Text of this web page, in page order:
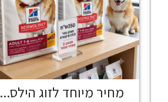
מחיר מיוחד לזוג הילס...